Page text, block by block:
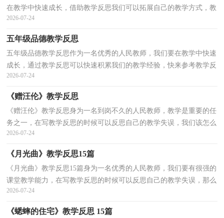
在教学中快速成长，借助教学反思我们可以拓展自己的教学方式，教
学反思应该怎么写呢？下面是小编帮大家整理的《找规...
2026-07-24
五年级品德教学反思
五年级品德教学反思作为一名优秀的人民教师，我们要在教学中快速
成长，通过教学反思可以快速积累我们的教学经验，快来参考教学反
思是怎么写的吧！下面是小编为大家整理的五年级品德...
2026-07-24
《赠汪伦》教学反思
《赠汪伦》教学反思身为一名到岗不久的人民教师，教学是重要的任
务之一，在写教学反思的时候可以反思自己的教学失误，我们该怎么
去写教学反思呢？下面是小编精心整理的《赠汪伦》教...
2026-07-24
《月光曲》教学反思15篇
《月光曲》教学反思15篇身为一名优秀的人民教师，我们要有很强的
课堂教学能力，在写教学反思的时候可以反思自己的教学失误，那么
应当如何写教学反思呢？以下是小编收集整理的《月光...
2026-07-24
《蟋蟀的住宅》教学反思 15篇